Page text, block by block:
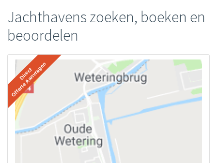
Jachthavens zoeken, boeken en
beoordelen